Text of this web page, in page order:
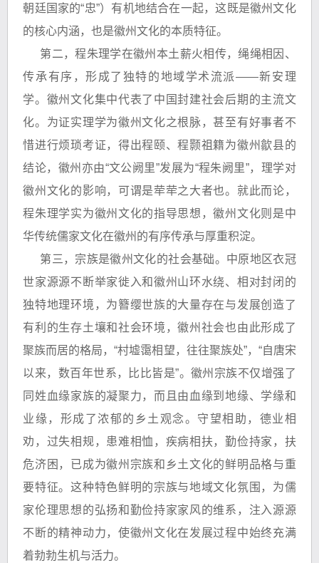
朝廷国家的“忠”）有机地结合在一起，这既是徽州文化
的核心内涵，也是徽州文化的本质特征。
第二，程朱理学在徽州本土薪火相传，绳绳相因、
传承有序，形成了独特的地域学术流派——新安理
学。徽州文化集中代表了中国封建社会后期的主流文
化。为证实理学为徽州文化之根脉，甚至有好事者不
惜进行烦琐考证，得出程颐、程颢祖籍为徽州歙县的
结论，徽州亦由“文公阙里”发展为“程朱阙里”，理学对
徽州文化的影响，可谓是荦荦之大者也。就此而论，
程朱理学实为徽州文化的指导思想，徽州文化则是中
华传统儒家文化在徽州的有序传承与厚重积淀。
第三，宗族是徽州文化的社会基础。中原地区衣冠
世家源源不断举家徙入和徽州山环水绕、相对封闭的
独特地理环境，为簪缨世族的大量存在与发展创造了
有利的生存土壤和社会环境，徽州社会也由此形成了
聚族而居的格局，“村墟霭相望，往往聚族处”，“自唐宋
以来，数百年世系，比比皆是”。徽州宗族不仅增强了
同姓血缘家族的凝聚力，而且由血缘到地缘、学缘和
业缘，形成了浓郁的乡土观念。守望相助，德业相
劝，过失相规，患难相恤，疾病相扶，勤俭持家，扶
危济困，已成为徽州宗族和乡土文化的鲜明品格与重
要特征。这种特色鲜明的宗族与地域文化氛围，为儒
家伦理思想的弘扬和勤俭持家家风的维系，注入源源
不断的精神动力，使徽州文化在发展过程中始终充满
着勃勃生机与活力。